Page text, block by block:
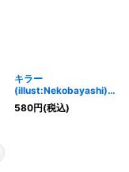
キラー
(illust:Nekobayashi)
【UC】{OP01-039}
580円(税込)